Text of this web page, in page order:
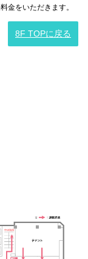
金をいただきます。
8F TOPに戻る